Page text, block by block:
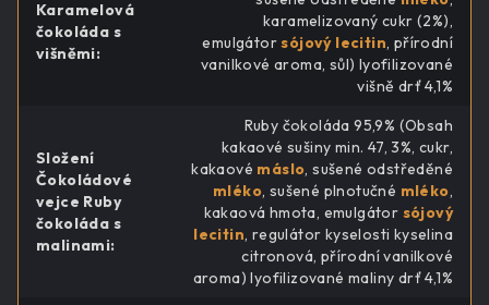
Karamelová
čokoláda s
višněmi:
karamelizovaný cukr (2%),
emulgátorsójový lecitin, přírodní
vanilkové aroma, sůl) lyofilizované
višně drť 4,1%
Složení
Čokoládové
vejce Ruby
čokoláda s
malinami:
Ruby čokoláda 95,9% (Obsah
kakaové sušiny min. 47, 3%, cukr,
kakaové máslo, sušené odstředěné
mléko, sušené plnotučné mléko,
kakaová hmota, emulgátor sójový
lecitin, regulátor kyselosti kyselina
citronová, přírodní vanilkové
aroma) lyofilizované maliny drť 4,1%